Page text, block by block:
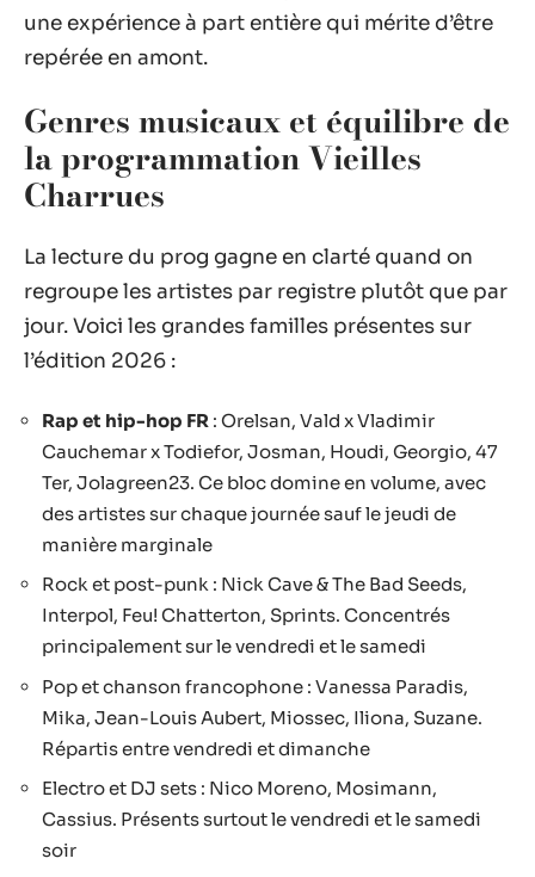
une expérience à part entière qui mérite d’être
repérée en amont.
Genres musicaux et équilibre de
la programmation Vieilles
Charrues
La lecture du prog gagne en clarté quand on
regroupe les artistes par registre plutôt que par
jour. Voici les grandes familles présentes sur
l’édition 2026 :
Rap et hip-hop FR : Orelsan, Vald x Vladimir
Cauchemar x Todiefor, Josman, Houdi, Georgio, 47
Ter, Jolagreen23. Ce bloc domine en volume, avec
des artistes sur chaque journée sauf le jeudi de
manière marginale
Rock et post-punk : Nick Cave & The Bad Seeds,
Interpol, Feu! Chatterton, Sprints. Concentrés
principalement sur le vendredi et le samedi
Pop et chanson francophone : Vanessa Paradis,
Mika, Jean-Louis Aubert, Miossec, Iliona, Suzane.
Répartis entre vendredi et dimanche
Electro et DJ sets : Nico Moreno, Mosimann,
Cassius. Présents surtout le vendredi et le samedi
soir